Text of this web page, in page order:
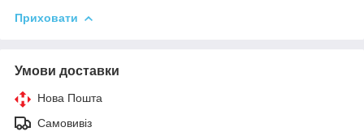
Приховати
Умови доставки
Нова Пошта
Самовивіз